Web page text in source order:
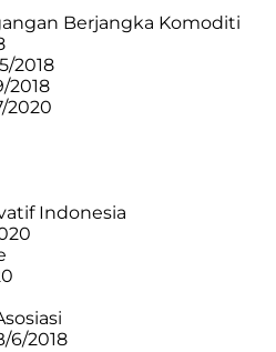
Berjangka Komoditi
2018
2018
2020
Indonesia
6/2018